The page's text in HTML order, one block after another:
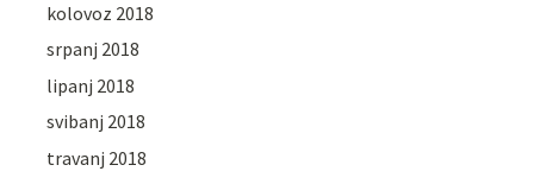
kolovoz 2018
srpanj 2018
lipanj 2018
svibanj 2018
travanj 2018